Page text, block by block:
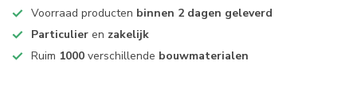
Voorraad producten binnen 2 dagen geleverd
Particulier en zakelijk
Ruim 1000 verschillende bouwmaterialen